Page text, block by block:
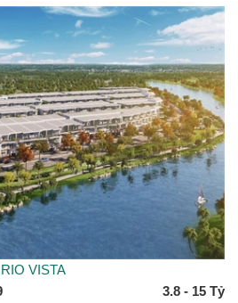
VISTA
3.8 - 15 Tỷ